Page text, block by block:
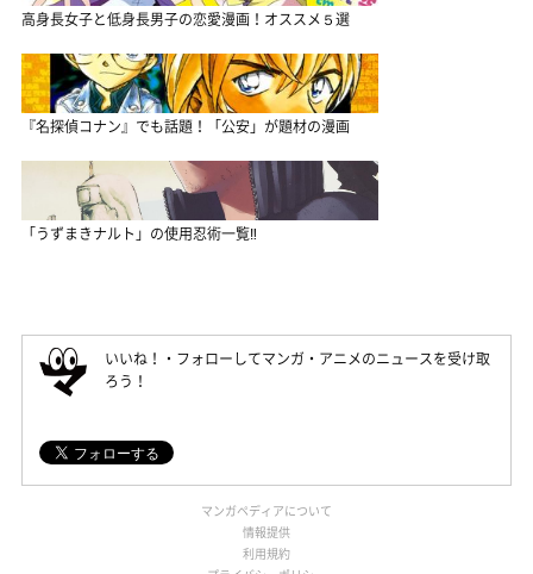
高身長女子と低身長男子の恋愛漫画！オススメ５選
『名探偵コナン』でも話題！「公安」が題材の漫画
「うずまきナルト」の使用忍術一覧‼
いいね！・フォローしてマンガ・アニメのニュースを受け取
ろう！
マンガペディアについて
情報提供
利用規約